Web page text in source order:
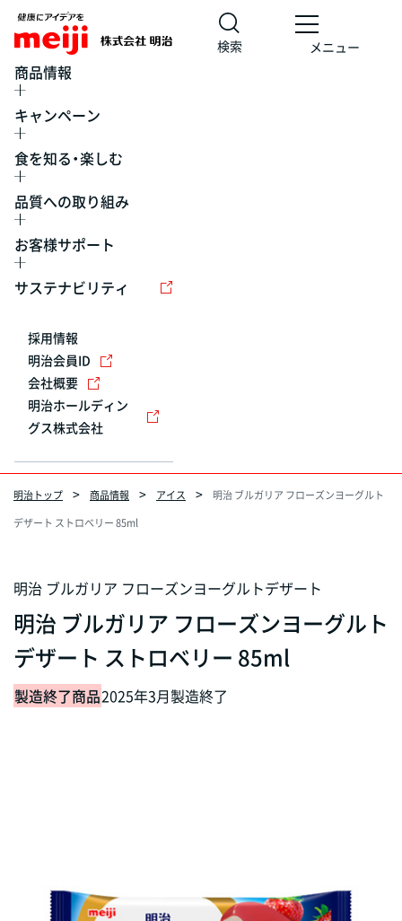
検索 メニュー
商品情報
キャンペーン
食を知る・楽しむ
品質への取り組み
お客様サポート
サステナビリティ
採用情報
明治会員ID
会社概要
明治ホールディン
グス株式会社
明治トップ 商品情報 アイス
明治 ブルガリア フローズンヨーグルト
デザート ストロベリー 85ml
明治 ブルガリア フローズンヨーグルトデザート
明治 ブルガリア フローズンヨーグルト
デザート ストロベリー 85ml
製造終了商品2025年3月製造終了